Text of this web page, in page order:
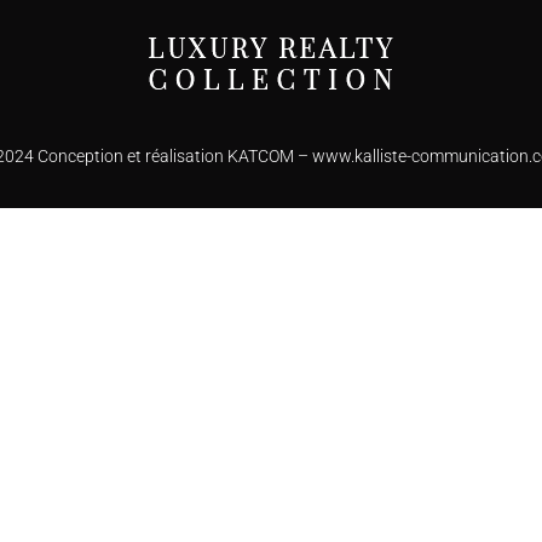
Conception et réalisation KATCOM – www.kalliste-